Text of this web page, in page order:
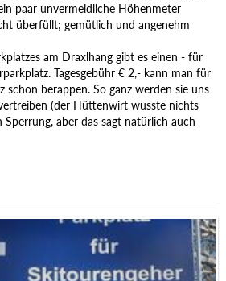
paar unvermeidliche Höhenmeter
überfüllt; gemütlich und angenehm
am Draxlhang gibt es einen - für
Tagesgebühr € 2,- kann man für
schon berappen. So ganz werden sie uns
(der Hüttenwirt wusste nichts
aber das sagt natürlich auch